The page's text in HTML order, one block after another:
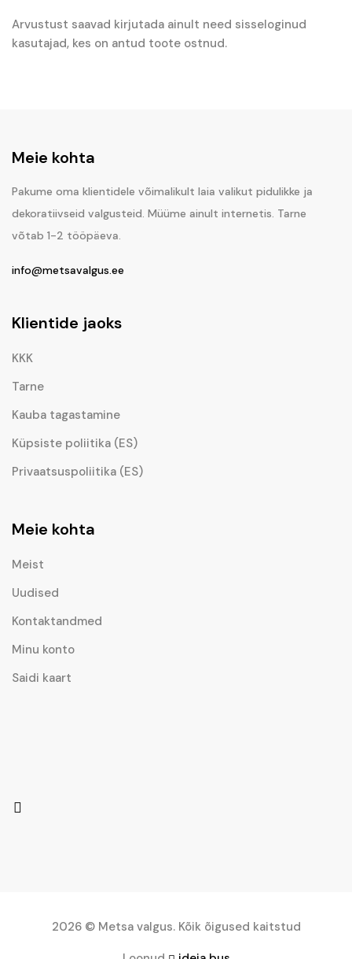
Arvustust saavad kirjutada ainult need sisseloginud
kasutajad, kes on antud toote ostnud.
Meie kohta
Pakume oma klientidele võimalikult laia valikut pidulikke ja
dekoratiivseid valgusteid. Müüme ainult internetis. Tarne
võtab 1-2 tööpäeva.
info@metsavalgus.ee
Klientide jaoks
KKK
Tarne
Kauba tagastamine
Küpsiste poliitika (ES)
Privaatsuspoliitika (ES)
Meie kohta
Meist
Uudised
Kontaktandmed
Minu konto
Saidi kaart
2026 © Metsa valgus. Kõik õigused kaitstud